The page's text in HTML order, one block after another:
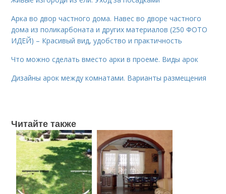
Арка во двор частного дома. Навес во дворе частного
дома из поликарбоната и других материалов (250 ФОТО
ИДЕЙ) – Красивый вид, удобство и практичность
Что можно сделать вместо арки в проеме. Виды арок
Дизайны арок между комнатами. Варианты размещения
Читайте также